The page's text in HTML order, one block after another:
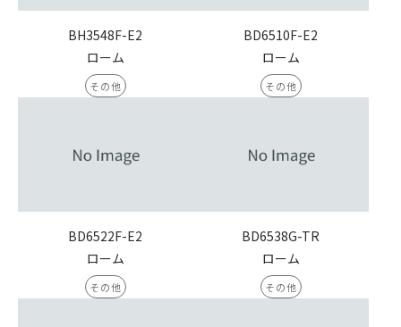
BH3548F-E2
ローム
その他
BD6510F-E2
ローム
その他
BD6522F-E2
ローム
その他
BD6538G-TR
ローム
その他